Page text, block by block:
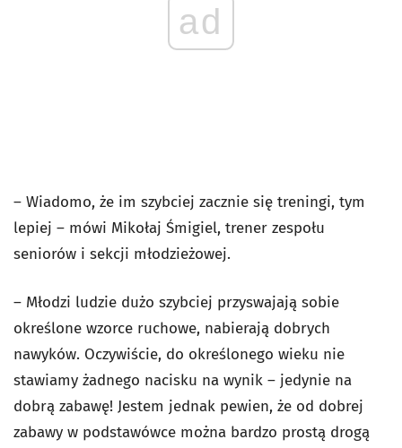
ad
– Wiadomo, że im szybciej zacznie się treningi, tym
lepiej – mówi Mikołaj Śmigiel, trener zespołu
seniorów i sekcji młodzieżowej.
– Młodzi ludzie dużo szybciej przyswajają sobie
określone wzorce ruchowe, nabierają dobrych
nawyków. Oczywiście, do określonego wieku nie
stawiamy żadnego nacisku na wynik – jedynie na
dobrą zabawę! Jestem jednak pewien, że od dobrej
zabawy w podstawówce można bardzo prostą drogą